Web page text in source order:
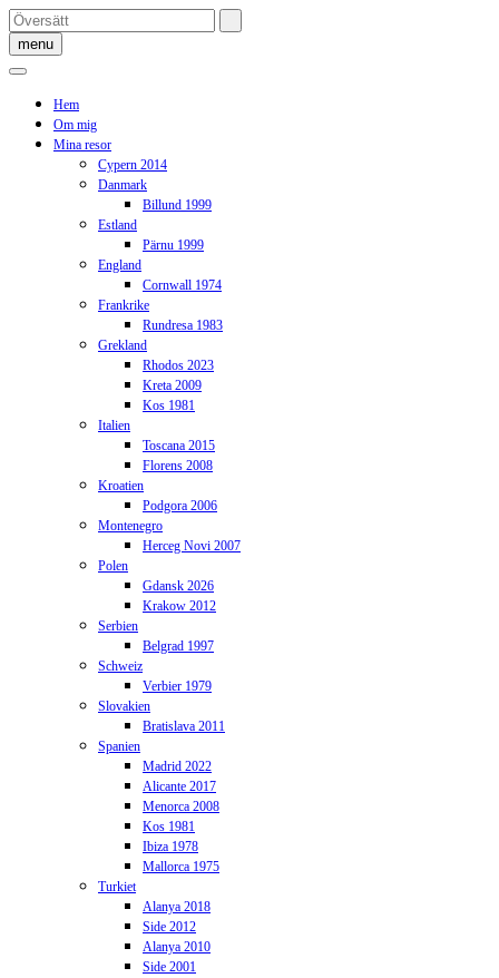
Skip
to
content
menu
Hem
Om mig
Mina resor
Cypern 2014
Danmark
Billund 1999
Estland
Pärnu 1999
England
Cornwall 1974
Frankrike
Rundresa 1983
Grekland
Rhodos 2023
Kreta 2009
Kos 1981
Italien
Toscana 2015
Florens 2008
Kroatien
Podgora 2006
Montenegro
Herceg Novi 2007
Polen
Gdansk 2026
Krakow 2012
Serbien
Belgrad 1997
Schweiz
Verbier 1979
Slovakien
Bratislava 2011
Spanien
Madrid 2022
Alicante 2017
Menorca 2008
Kos 1981
Ibiza 1978
Mallorca 1975
Turkiet
Alanya 2018
Side 2012
Alanya 2010
Side 2001